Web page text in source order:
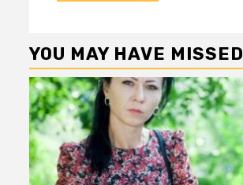
YOU MAY HAVE MISSED